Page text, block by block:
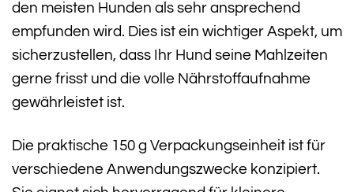
den meisten Hunden als sehr ansprechend
empfunden wird. Dies ist ein wichtiger Aspekt, um
sicherzustellen, dass Ihr Hund seine Mahlzeiten
gerne frisst und die volle Nährstoffaufnahme
gewährleistet ist.
Die praktische 150 g Verpackungseinheit ist für
verschiedene Anwendungszwecke konzipiert.